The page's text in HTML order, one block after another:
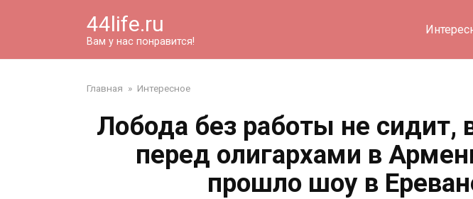
44life.ru
Вам у нас понравится!
Главная » Интересное
Лобода без работы не сидит,
перед олигархами в
прошло шоу в